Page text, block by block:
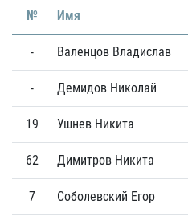
№ Имя
- Валенцов Владислав
- Демидов Николай
19 Ушнев Никита
62 Димитров Никита
7 Соболевский Егор